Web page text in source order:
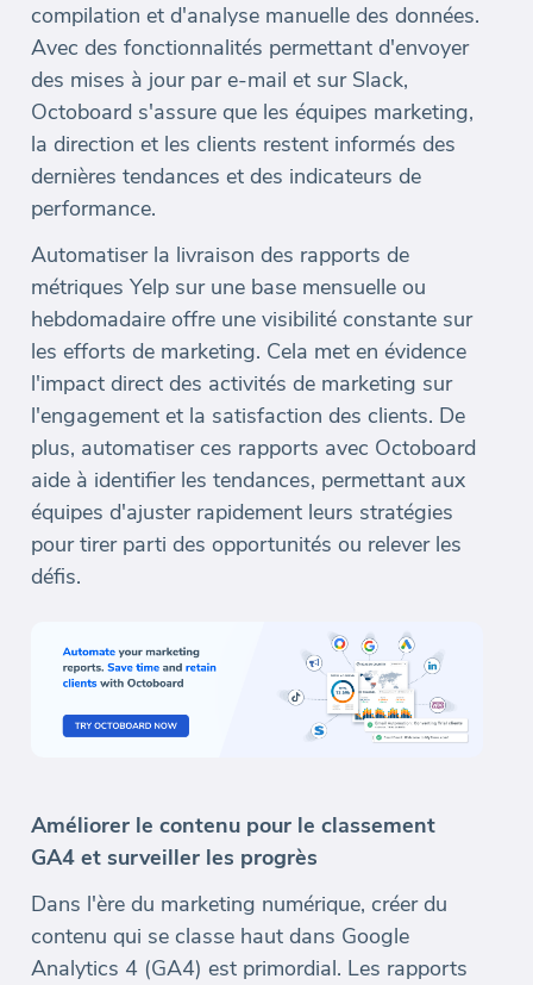
compilation et d'analyse manuelle des données.
Avec des fonctionnalités permettant d'envoyer
des mises à jour par e-mail et sur Slack,
Octoboard s'assure que les équipes marketing,
la direction et les clients restent informés des
dernières tendances et des indicateurs de
performance.
Automatiser la livraison des rapports de
métriques Yelp sur une base mensuelle ou
hebdomadaire offre une visibilité constante sur
les efforts de marketing. Cela met en évidence
l'impact direct des activités de marketing sur
l'engagement et la satisfaction des clients. De
plus, automatiser ces rapports avec Octoboard
aide à identifier les tendances, permettant aux
équipes d'ajuster rapidement leurs stratégies
pour tirer parti des opportunités ou relever les
défis.
Améliorer le contenu pour le classement
GA4 et surveiller les progrès
Dans l'ère du marketing numérique, créer du
contenu qui se classe haut dans Google
Analytics 4 (GA4) est primordial. Les rapports